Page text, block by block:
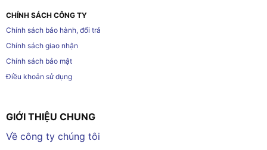
CHÍNH SÁCH CÔNG TY
Chính sách bảo hành, đổi trả
Chính sách giao nhận
Chính sách bảo mật
Điều khoản sử dụng
GIỚI THIỆU CHUNG
Về công ty chúng tôi